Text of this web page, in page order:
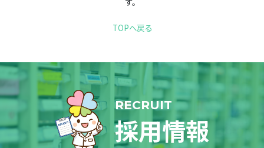
TOPへ戻る
RECRUIT
採用情報